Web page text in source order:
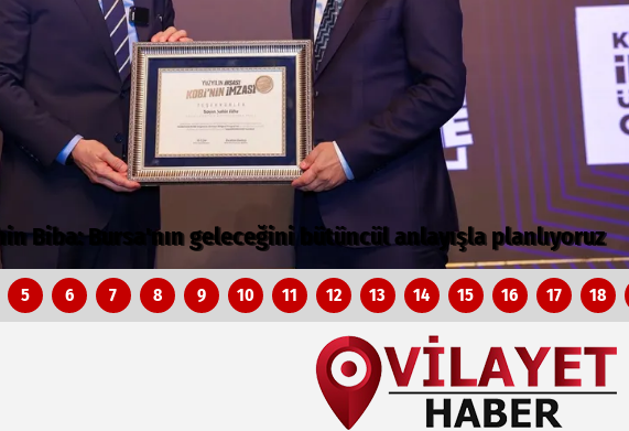
KOBİ OSB tanıtıldı... Bursa’nın kalkınma yolculuğunda yeni
5 6 7 8 9 10 11 12 13 14 15 16 17 18